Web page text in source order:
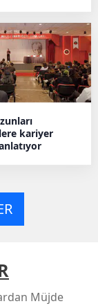
kariyer
Müjde